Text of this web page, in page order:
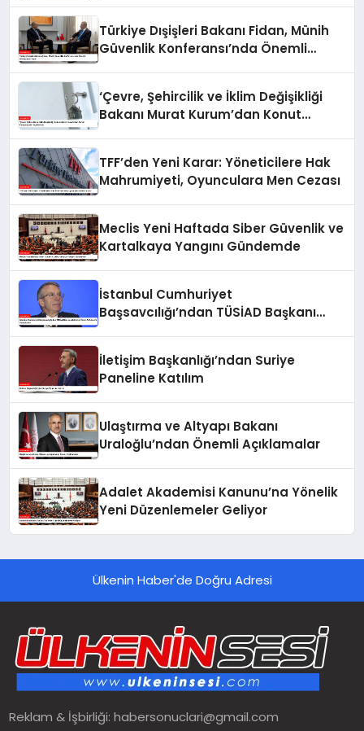
Türkiye Dışişleri Bakanı Fidan, Münih
Güvenlik Konferansı’nda Önemli
‘Çevre, Şehircilik ve İklim Değişikliği
Bakanı Murat Kurum’dan Konut
TFF’den Yeni Karar: Yöneticilere Hak
Mahrumiyeti, Oyunculara Men Cezası
Meclis Yeni Haftada Siber Güvenlik ve
Kartalkaya Yangını Gündemde
İstanbul Cumhuriyet
Başsavcılığı’ndan TÜSİAD Başkanı
İletişim Başkanlığı’ndan Suriye
Paneline Katılım
Ulaştırma ve Altyapı Bakanı
Uraloğlu’ndan Önemli Açıklamalar
Adalet Akademisi Kanunu’na Yönelik
Yeni Düzenlemeler Geliyor
Ülkenin Haber'de Doğru Adresi
Reklam & İşbirliği:habersonuclari@gmail.com